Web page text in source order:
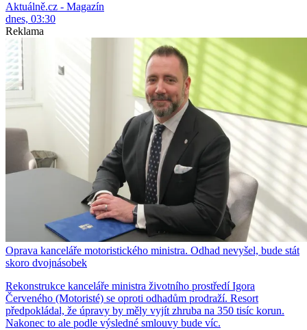
Aktuálně.cz - Magazín
dnes, 03:30
Reklama
Oprava kanceláře motoristického ministra. Odhad nevyšel, bude stát
skoro dvojnásobek
Rekonstrukce kanceláře ministra životního prostředí Igora
Červeného (Motoristé) se oproti odhadům prodraží. Resort
předpokládal, že úpravy by měly vyjít zhruba na 350 tisíc korun.
Nakonec to ale podle výsledné smlouvy bude víc.